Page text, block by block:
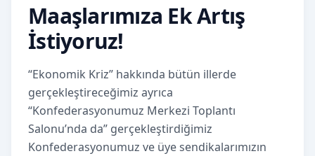
Maaşlarımıza Ek Artış
İstiyoruz!
“Ekonomik Kriz” hakkında bütün illerde
gerçekleştireceğimiz ayrıca
“Konfederasyonumuz Merkezi Toplantı
Salonu’nda da” gerçekleştirdiğimiz
Konfederasyonumuz ve üye sendikalarımızın